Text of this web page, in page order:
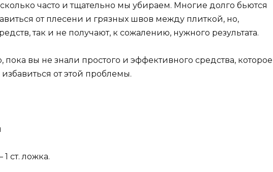
часто и тщательно мы убираем. Многие долго бьются
от плесени и грязных швов между плиткой, но,
так и не получают, к сожалению, нужного результата.
пока вы не знали простого и эффективного средства, которое
от этой проблемы.
ст. ложка.